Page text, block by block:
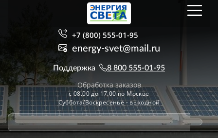
+7 (800) 555-01-95
energy-svet@mail.ru
Поддержка 8 800 555-01-95
Обработка заказов
с 08.00 до 17.00 по Москве
Суббота/Воскресенье - выходной